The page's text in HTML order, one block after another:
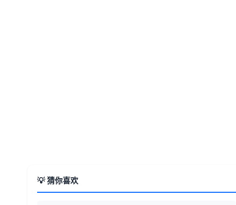
💡 猜你喜欢